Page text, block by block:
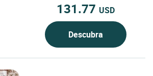
131.77 USD
Descubra